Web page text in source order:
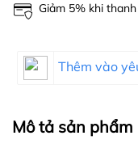
Giảm 5% khi
Thêm vào
Mô tả sản phẩm